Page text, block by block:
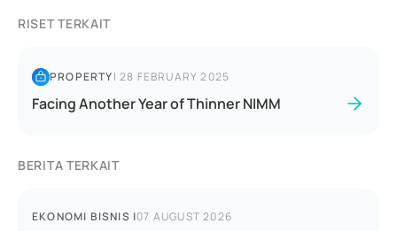
RISET TERKAIT
PROPERTY|28 FEBRUARY 2025
Facing Another Year of Thinner NIMM
BERITA TERKAIT
EKONOMI BISNIS |07 AUGUST 2026